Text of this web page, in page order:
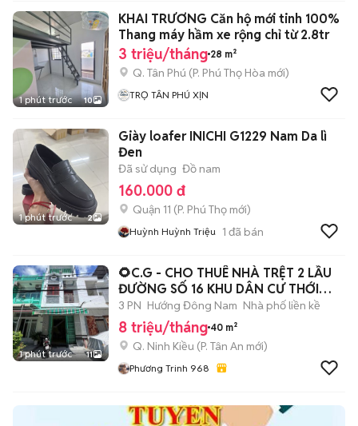
1 phút trước 10
KHAI TRƯƠNG Căn hộ mới tinh 100%
Thang máy hầm xe rộng chỉ từ 2.8tr
3 triệu/tháng 28 m²
Q. Tân Phú (P. Phú Thọ Hòa mới)
TRỌ TÂN PHÚ XỊN
1 phút trước 2
Giày loafer INICHI G1229 Nam Da lì
Đen
Đã sử dụng Đồ nam
160.000 đ
Quận 11 (P. Phú Thọ mới)
Huỳnh Huỳnh Triệu 1 đã bán
1 phút trước 11
🌻C.G - CHO THUÊ NHÀ TRỆT 2 LẦU
ĐƯỜNG SỐ 16 KHU DÂN CƯ THỚI
NHỰT
3 PN Hướng Đông Nam Nhà phố liền kề
8 triệu/tháng 40 m²
Q. Ninh Kiều (P. Tân An mới)
Phương Trinh 968